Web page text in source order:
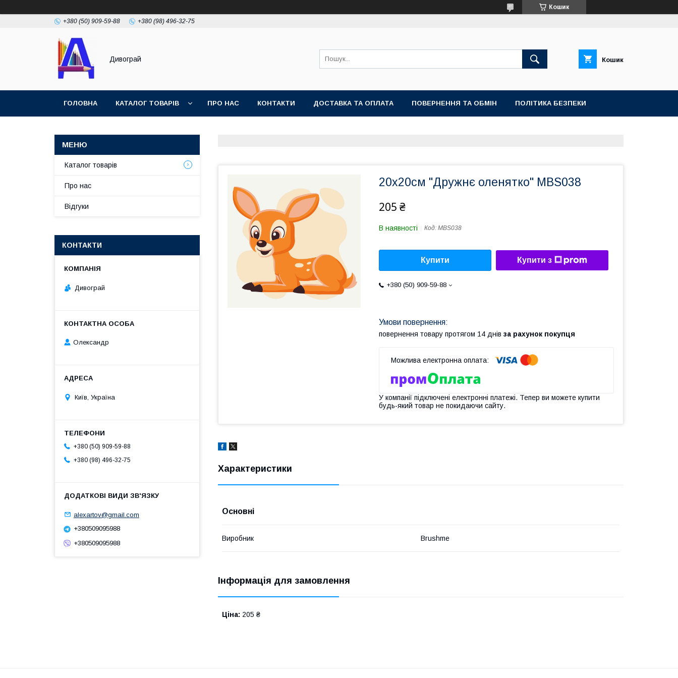
Кошик
+380 (50) 909-59-88 +380 (98) 496-32-75
Дивограй Кошик
ГОЛОВНА КАТАЛОГ ТОВАРІВ ПРО НАС КОНТАКТИ ДОСТАВКА ТА ОПЛАТА ПОВЕРНЕННЯ ТА ОБМІН ПОЛІТИКА БЕЗПЕКИ
20x20см "Дружнє оленятко" MBS038
205 ₴
В наявності Код: MBS038
Купити Купити з
+380 (50) 909-59-88
повернення товару протягом 14 днів за рахунок покупця
У компанії підключені електронні платежі. Тепер ви можете купити
будь-який товар не покидаючи сайту.
Характеристики
Основні
Виробник Brushme
Інформація для замовлення
Ціна: 205 ₴
Каталог товарів
Про нас
Відгуки
КОНТАКТИ
Дивограй
Олександр
Київ, Україна
+380 (50) 909-59-88
+380 (98) 496-32-75
alexartov@gmail.com
+380509095988
+380509095988